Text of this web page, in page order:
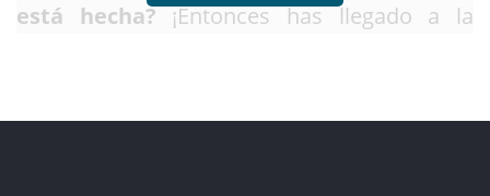
está hecha?¡Entonces has llegado a la